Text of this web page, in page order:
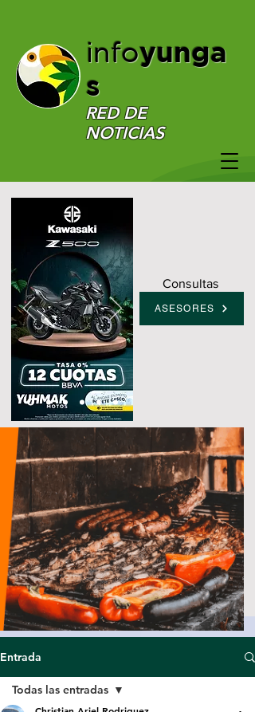
infoyunga
s
RED DE
NOTICIAS
Consultas
ASESORES
Entrada
Todas las entradas